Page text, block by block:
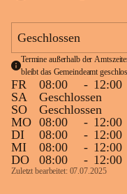
1 Seite•0,1 MB
Geschlossen
Termine außerhalb der
bleibt das Gemeindeamt
FR 08:00 - 12:00
SA
Geschlossen
SO
Geschlossen
MO 08:00 - 12:00
DI
08:00 - 12:00
MI
08:00 - 12:00
DO
08:00 - 12:00
Zuletzt bearbeitet: 07.07.2025